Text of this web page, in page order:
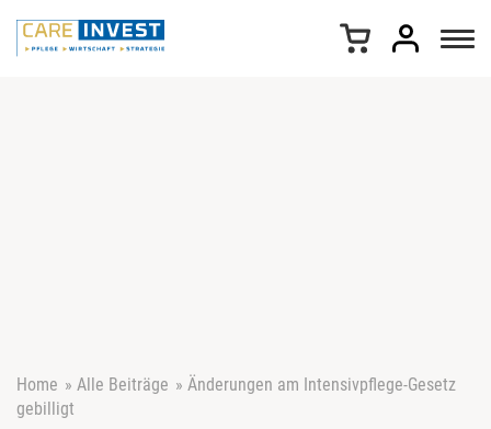
Home » Alle Beiträge » Änderungen am Intensivpflege-Gesetz
gebilligt